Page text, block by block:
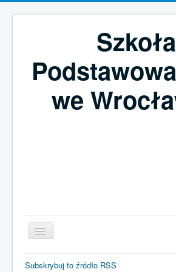
Szkoła
we
Subskrybuj to źródło RSS